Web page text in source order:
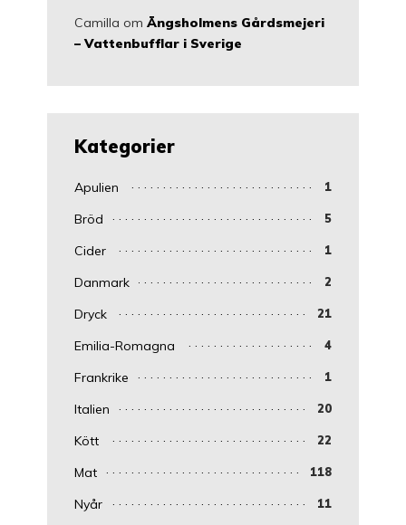
Camilla om Ängsholmens Gårdsmejeri
– Vattenbufflar i Sverige
Kategorier
Apulien 1
Bröd 5
Cider 1
Danmark 2
Dryck 21
Emilia-Romagna 4
Frankrike 1
Italien 20
Kött 22
Mat 118
Nyår 11